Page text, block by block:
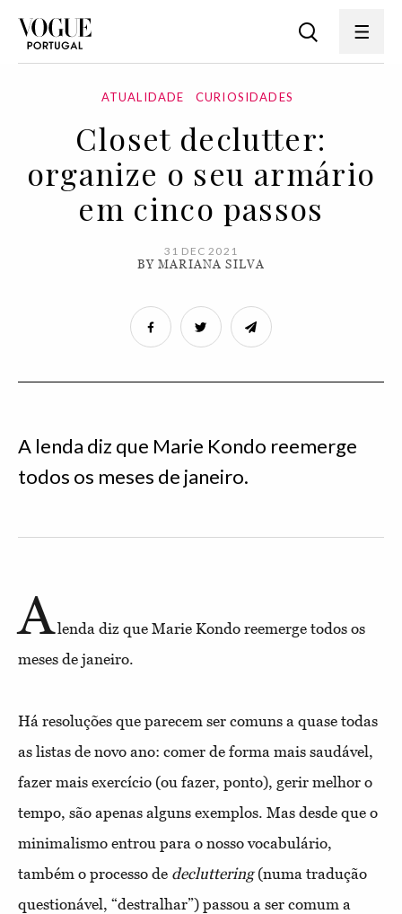
ATUALIDADE CURIOSIDADES
Closet declutter:
organize o seu armário
em cinco passos
31 DEC 2021
BY MARIANA SILVA
A lenda diz que Marie Kondo reemerge
todos os meses de janeiro.
Alenda diz que Marie Kondo reemerge todos os
meses de janeiro.
Há resoluções que parecem ser comuns a quase todas
as listas de novo ano: comer de forma mais saudável,
fazer mais exercício (ou fazer, ponto), gerir melhor o
tempo, são apenas alguns exemplos. Mas desde que o
minimalismo entrou para o nosso vocabulário,
também o processo de decluttering(numa tradução
questionável, “destralhar”) passou a ser comum a